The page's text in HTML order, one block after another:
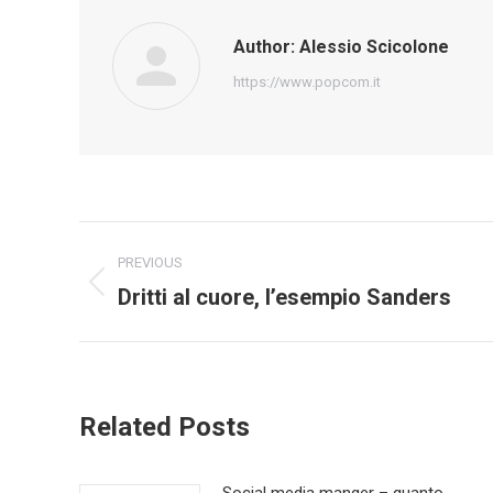
Author: Alessio Scicolone
https://www.popcom.it
Post
navigation
PREVIOUS
Previous
Dritti al cuore, l’esempio Sanders
Related Posts